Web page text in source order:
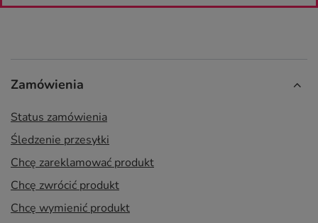
Zamówienia
Status zamówienia
Śledzenie przesyłki
Chcę zareklamować produkt
Chcę zwrócić produkt
Chcę wymienić produkt